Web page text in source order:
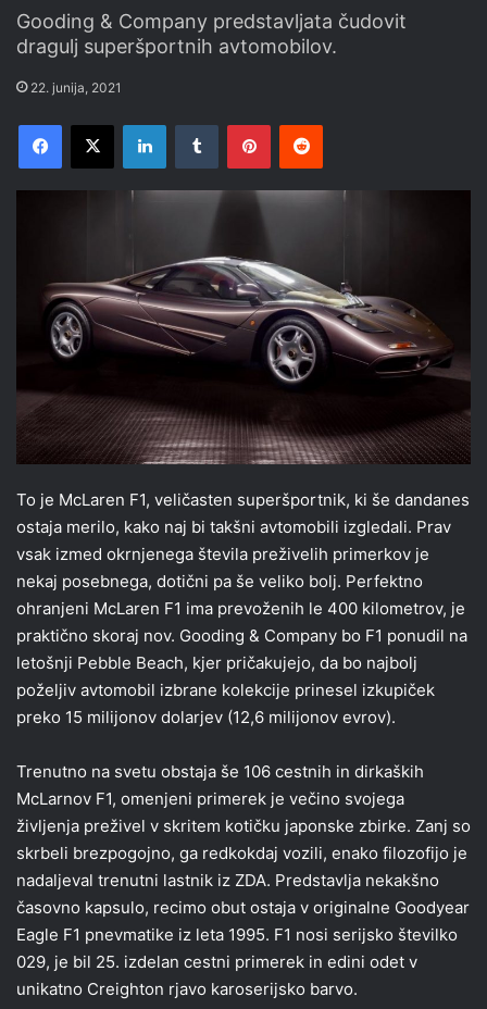
Gooding & Company predstavljata čudovit
dragulj superšportnih avtomobilov.
22. junija, 2021
Facebook
X LinkedInTumblr PinterestReddit
To je McLaren F1, veličasten superšportnik, ki še dandanes
ostaja merilo, kako naj bi takšni avtomobili izgledali. Prav
vsak izmed okrnjenega števila preživelih primerkov je
nekaj posebnega, dotični pa še veliko bolj. Perfektno
ohranjeni McLaren F1 ima prevoženih le 400 kilometrov, je
praktično skoraj nov. Gooding & Company bo F1 ponudil na
letošnji Pebble Beach, kjer pričakujejo, da bo najbolj
poželjiv avtomobil izbrane kolekcije prinesel izkupiček
preko 15 milijonov dolarjev (12,6 milijonov evrov).
Trenutno na svetu obstaja še 106 cestnih in dirkaških
McLarnov F1, omenjeni primerek je večino svojega
življenja preživel v skritem kotičku japonske zbirke. Zanj so
skrbeli brezpogojno, ga redkokdaj vozili, enako filozofijo je
nadaljeval trenutni lastnik iz ZDA. Predstavlja nekakšno
časovno kapsulo, recimo obut ostaja v originalne Goodyear
Eagle F1 pnevmatike iz leta 1995. F1 nosi serijsko številko
029, je bil 25. izdelan cestni primerek in edini odet v
unikatno Creighton rjavo karoserijsko barvo.